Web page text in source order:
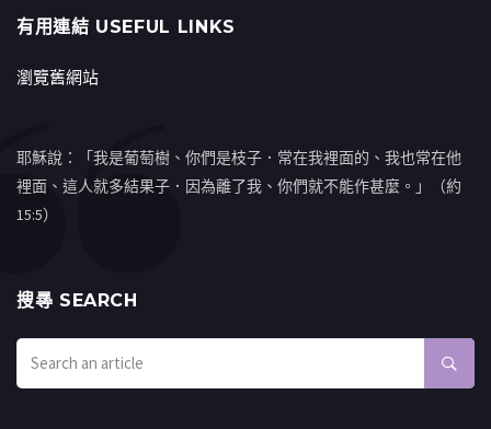
有用連結 USEFUL LINKS
瀏覽舊網站
耶穌說：「我是葡萄樹、你們是枝子．常在我裡面的、我也常在他
裡面、這人就多結果子．因為離了我、你們就不能作甚麼。」（約
15:5）
搜㝷 SEARCH